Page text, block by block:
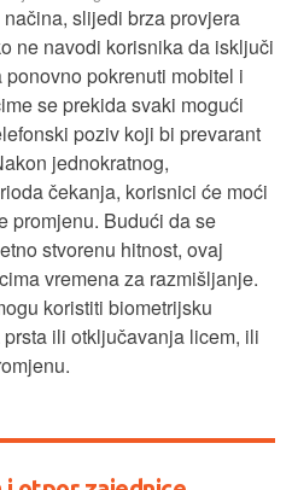
slijedi brza provjera
ne navodi korisnika da isključi
pokrenuti mobitel i
se prekida svaki mogući
poziv koji bi prevarant
jednokratnog,
čekanja, korisnici će moći
promjenu. Budući da se
stvorenu hitnost, ovaj
vremena za razmišljanje.
koristiti biometrijsku
ili otključavanja licem, ili